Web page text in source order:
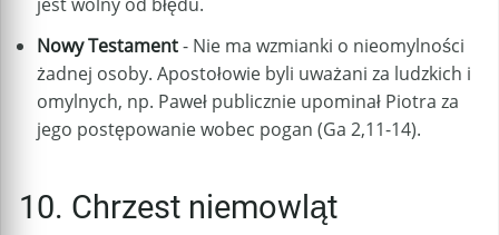
Nowy Testament- Nie ma wzmianki o nieomylności
żadnej osoby. Apostołowie byli uważani za ludzkich i
omylnych, np. Paweł publicznie upominał Piotra za
jego postępowanie wobec pogan (Ga 2,11-14).
10. Chrzest niemowląt